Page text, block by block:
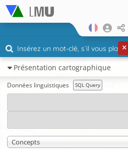
Présentation cartographique
Données linguistiques SQL Query
Concepts